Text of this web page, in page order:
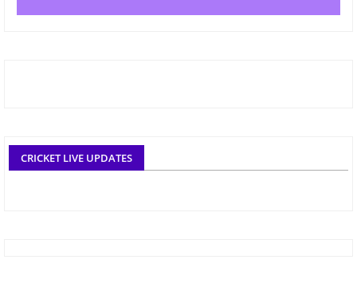
CRICKET LIVE UPDATES